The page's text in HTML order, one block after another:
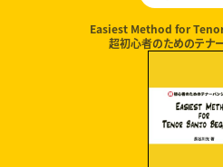
Easiest Method for
超初心者のためのテナ